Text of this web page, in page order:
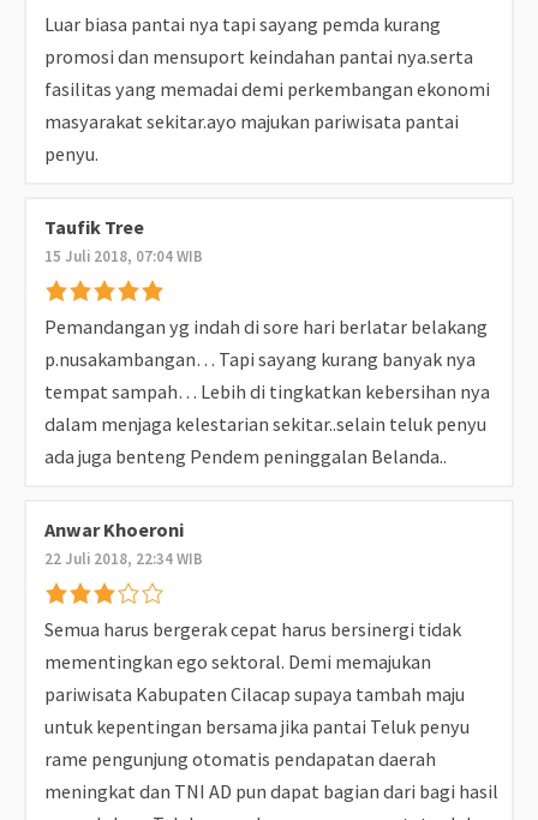
Luar biasa pantai nya tapi sayang pemda kurang
promosi dan mensuport keindahan pantai nya.serta
fasilitas yang memadai demi perkembangan ekonomi
masyarakat sekitar.ayo majukan pariwisata pantai
penyu.
Taufik Tree
15 Juli 2018, 07:04 WIB
Pemandangan yg indah di sore hari berlatar belakang
p.nusakambangan… Tapi sayang kurang banyak nya
tempat sampah… Lebih di tingkatkan kebersihan nya
dalam menjaga kelestarian sekitar..selain teluk penyu
ada juga benteng Pendem peninggalan Belanda..
Anwar Khoeroni
22 Juli 2018, 22:34 WIB
Semua harus bergerak cepat harus bersinergi tidak
mementingkan ego sektoral. Demi memajukan
pariwisata Kabupaten Cilacap supaya tambah maju
untuk kepentingan bersama jika pantai Teluk penyu
rame pengunjung otomatis pendapatan daerah
meningkat dan TNI AD pun dapat bagian dari bagi hasil